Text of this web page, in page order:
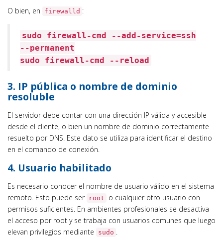
O bien, en firewalld :
sudo firewall-cmd --add-service=ssh
--permanent
sudo firewall-cmd --reload
3. IP pública o nombre de dominio
resoluble
El servidor debe contar con una dirección IP válida y accesible
desde el cliente, o bien un nombre de dominio correctamente
resuelto por DNS. Este dato se utiliza para identificar el destino
en el comando de conexión.
4. Usuario habilitado
Es necesario conocer el nombre de usuario válido en el sistema
remoto. Esto puede ser root
o cualquier otro usuario con
permisos suficientes. En ambientes profesionales se desactiva
el acceso por root y se trabaja con usuarios comunes que luego
elevan privilegios mediante
sudo